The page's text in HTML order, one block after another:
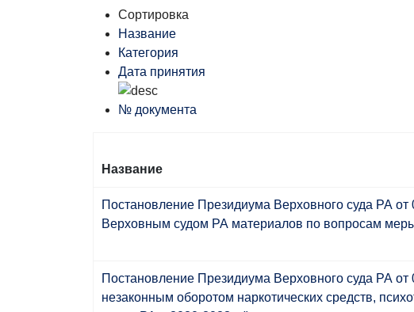
Сортировка
Название
Категория
Дата принятия
№ документа
Название
Постановление Президиума Верховного суда РА
Верховным судом РА материалов по вопросам
Постановление Президиума Верховного суда РА
незаконным оборотом наркотических средств,